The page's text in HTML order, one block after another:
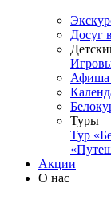
Досуг
Афиша
Туры
Тур
Акции
О нас